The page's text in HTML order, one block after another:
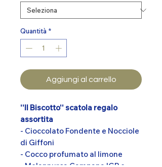
Quantità *
Aggiungi al carrello
''Il Biscotto'' scatola regalo
assortita
- Cioccolato Fondente e Nocciole
di Giffoni
- Cocco profumato al limone